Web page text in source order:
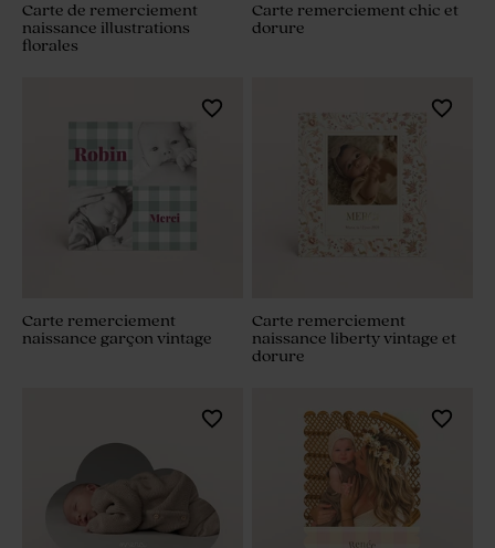
Carte de remerciement
naissance illustrations
florales
Carte remerciement chic et
dorure
Carte remerciement
naissance garçon vintage
Carte remerciement
naissance liberty vintage et
dorure